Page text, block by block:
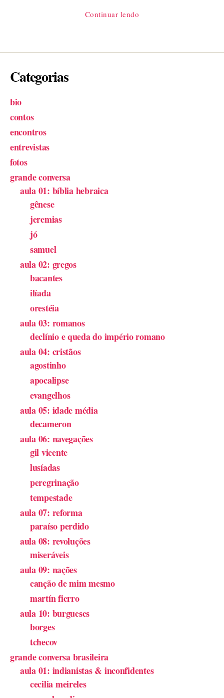
Continuar lendo
Categorias
bio
contos
encontros
entrevistas
fotos
grande conversa
aula 01: bíblia hebraica
gênese
jeremias
jó
samuel
aula 02: gregos
bacantes
ilíada
orestéia
aula 03: romanos
declínio e queda do império romano
aula 04: cristãos
agostinho
apocalipse
evangelhos
aula 05: idade média
decameron
aula 06: navegações
gil vicente
lusíadas
peregrinação
tempestade
aula 07: reforma
paraíso perdido
aula 08: revoluções
miseráveis
aula 09: nações
canção de mim mesmo
martín fierro
aula 10: burgueses
borges
tchecov
grande conversa brasileira
aula 01: indianistas & inconfidentes
cecilia meireles